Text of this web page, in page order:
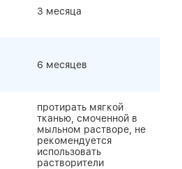
3 месяца
6 месяцев
протирать мягкой
тканью, смоченной в
мыльном растворе, не
рекомендуется
использовать
растворители